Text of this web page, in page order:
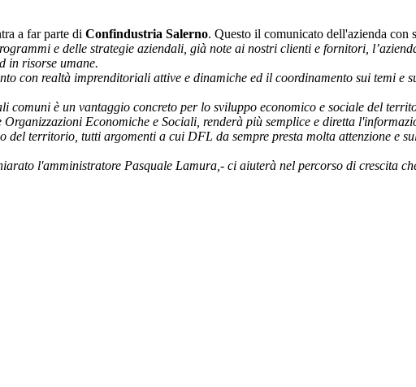
a far parte di Confindustria Salerno. Questo il comunicato dell'azienda con
e delle strategie aziendali, già note ai nostri clienti e fornitori,
in risorse umane.
con realtà imprenditoriali attive e dinamiche ed il coordinamento sui temi e
comuni è un vantaggio concreto per lo sviluppo economico e sociale del
Economiche e Sociali, renderà più semplice e diretta
del territorio, tutti argomenti a cui DFL da sempre presta molta attenzione e
l'amministratore Pasquale Lamura,- ci aiuterà nel percorso di crescita